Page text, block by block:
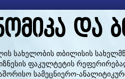
და
სახელობის თბილისის
ფაკულტეტის
სამეცნიერო-